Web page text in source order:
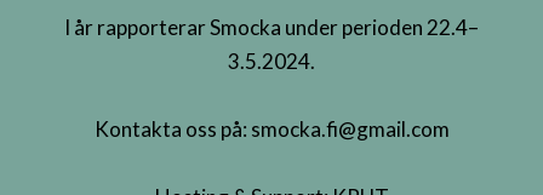
I år rapporterar Smocka under perioden 22.4–
3.5.2024.
Kontakta oss på: smocka.fi@gmail.com